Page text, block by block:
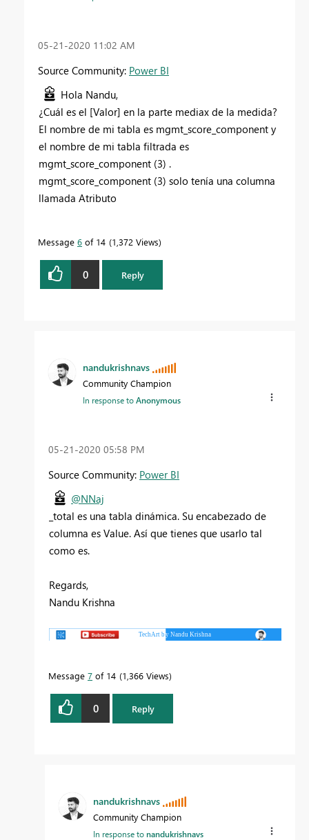
‎05-21-2020 11:02 AM
Source Community: Power BI
Hola Nandu,
¿Cuál es el [Valor] en la parte mediax de la medida?
El nombre de mi tabla es mgmt_score_component y
el nombre de mi tabla filtrada es
mgmt_score_component (3) .
mgmt_score_component (3) solo tenía una columna
llamada Atributo
Message 6 of 14 1,372 Views
0 Reply
nandukrishnavs
Community Champion
In response toAnonymous
‎05-21-2020 05:58 PM
Source Community: Power BI
@NNaj
_total es una tabla dinámica. Su encabezado de
columna es Value. Así que tienes que usarlo tal
como es.
Regards,
Nandu Krishna
Message 7 of 14 1,366 Views
0 Reply
nandukrishnavs
Community Champion
In response tonandukrishnavs